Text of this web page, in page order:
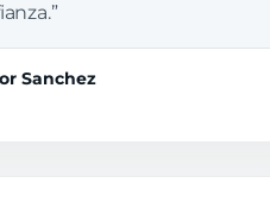
Sanchez